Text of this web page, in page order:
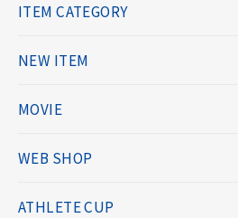
ITEM CATEGORY
NEW ITEM
MOVIE
WEB SHOP
ATHLETE CUP